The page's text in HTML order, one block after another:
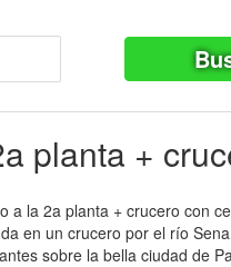
planta +
a la 2a planta + crucero con
en un crucero por el río
sobre la bella ciudad de